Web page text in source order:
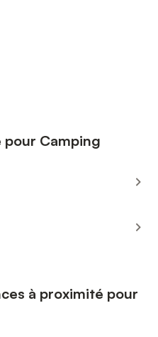
pour Camping
à proximité pour